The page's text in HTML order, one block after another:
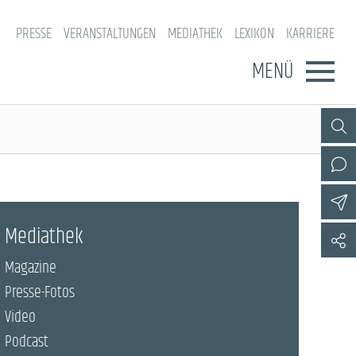
PRESSE VERANSTALTUNGEN MEDIATHEK LEXIKON KARRIERE
MENÜ
Mediathek
Magazine
Presse-Fotos
Video
Podcast